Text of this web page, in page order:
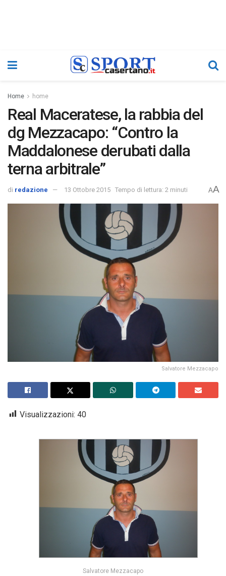
Home home
Real Maceratese, la rabbia del
dg Mezzacapo: “Contro la
Maddalonese derubati dalla
terna arbitrale”
di redazione 13 Ottobre 2015 Tempo di lettura: 2 minuti AA
Salvatore Mezzacapo
Visualizzazioni: 40
Salvatore Mezzacapo